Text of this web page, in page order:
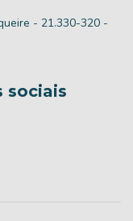
- 21.330-320 -
sociais